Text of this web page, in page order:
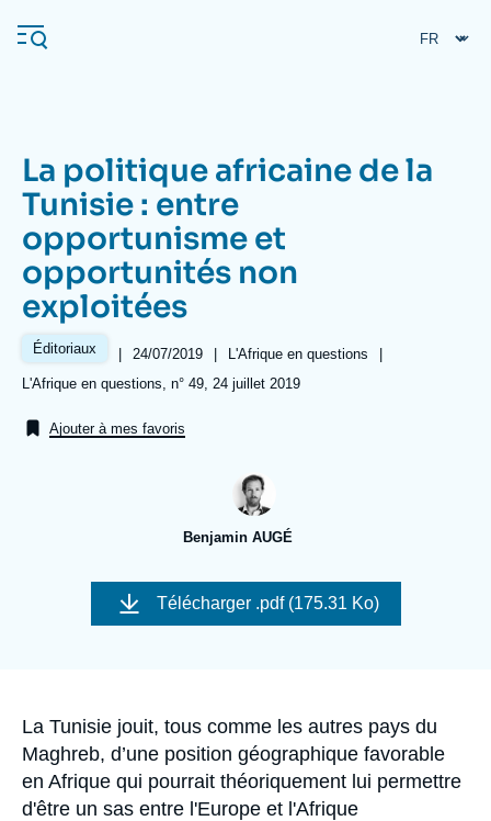
au
contenu
Navigation
principale
L'Ifri
Analyses
Événements
Se connecter
À propos de l'Ifri
L'Ifri en bref
Recherches fréquentes
Proche-Orient
La politique africaine de la
Tunisie : entre
opportunisme et
opportunités non
exploitées
Éditoriaux |
Date
de
24/07/2019 |
Référence
taxonomie
collections
L'Afrique en questions
|
Références
L'Afrique en questions, n° 49, 24 juillet 2019
Ajouter à mes favoris
Benjamin AUGÉ
Image
couverture
Télécharger .pdf (175.31 Ko)
Accroche
La Tunisie jouit, tous comme les autres pays du
Maghreb, d’une position géographique favorable
en Afrique qui pourrait théoriquement lui permettre
d'être un sas entre l'Europe et l'Afrique